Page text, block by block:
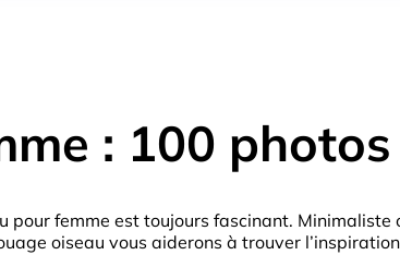
: 100
femme est toujours fascinant. Minimaliste
oiseau vous aiderons à trouver